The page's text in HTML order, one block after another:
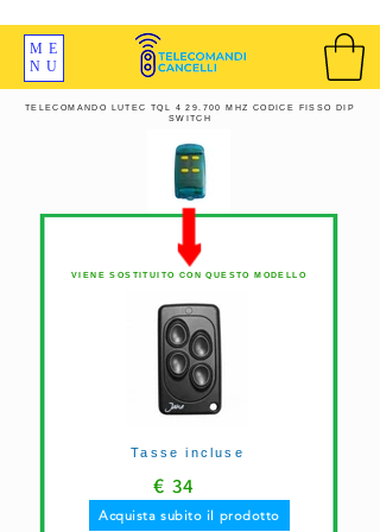
ME
NU
TELECOMANDO LUTEC TQL 4 29.700 MHZ CODICE FISSO DIP
SWITCH
VIENE SOSTITUITO CON QUESTO MODELLO
€ 34
Acquista subito il prodotto
Tasse incluse